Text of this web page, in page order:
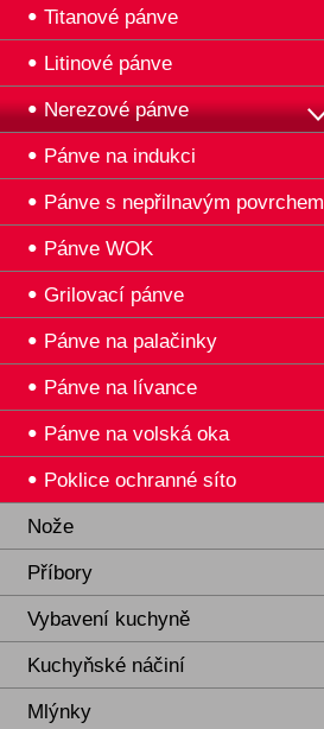
Titanové pánve
Litinové pánve
Nerezové pánve
Pánve na indukci
Pánve s nepřilnavým povrchem
Pánve WOK
Grilovací pánve
Pánve na palačinky
Pánve na lívance
Pánve na volská oka
Poklice ochranné síto
Nože
Příbory
Vybavení kuchyně
Kuchyňské náčiní
Mlýnky